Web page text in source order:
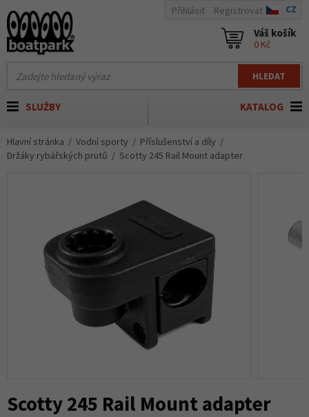
HLEDAT
Přihlásit Registrovat CZ
Váš košík
0 Kč
KATALOG
SLUŽBY
Hlavní stránka Vodní sporty
Příslušenství a díly
Držáky rybářských prutů
Scotty 245 Rail Mount adapter
Scotty 245 Rail Mount adapter